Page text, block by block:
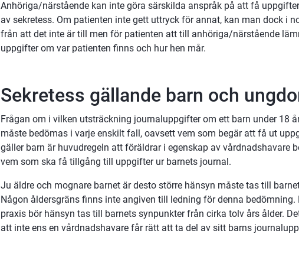
Anhöriga/närstående kan inte göra särskilda anspråk på att få
av sekretess. Om patienten inte gett uttryck för annat, kan man dock i
från att det inte är till men för patienten att till anhöriga/närstående
uppgifter om var patienten finns och hur hen mår.
Sekretess gällande barn och
Frågan om i vilken utsträckning journaluppgifter om ett barn under 18
måste bedömas i varje enskilt fall, oavsett vem som begär att få ut
gäller barn är huvudregeln att föräldrar i egenskap av vårdnadshavare
vem som ska få tillgång till uppgifter ur barnets journal.
Ju äldre och mognare barnet är desto större hänsyn måste tas till
Någon åldersgräns finns inte angiven till ledning för denna bedömning.
praxis bör hänsyn tas till barnets synpunkter från cirka tolv års ålder.
att inte ens en vårdnadshavare får rätt att ta del av sitt barns